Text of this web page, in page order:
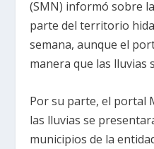
(SMN) informó sobre
parte del territorio
semana, aunque el
manera que las lluvias
Por su parte, el portal
las lluvias se
municipios de la